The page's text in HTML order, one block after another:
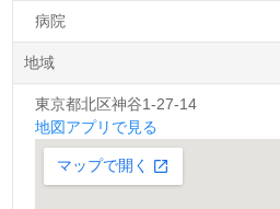
病院
地域
東京都北区神谷1-27-14
地図アプリで見る